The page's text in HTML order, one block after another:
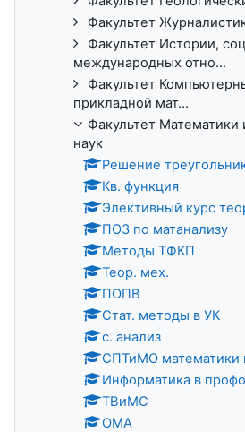
Факультет
Факультет Истории,
международных отно...
Факультет
прикладной мат...
Факультет
наук
Решение
Кв. функция
Элективный курс
ПОЗ по матанализу
Методы ТФКП
Теор. мех.
ПОПВ
Стат. методы в УК
с. анализ
СПТиМО математики
Информатика в
ТВиМС
ОМА